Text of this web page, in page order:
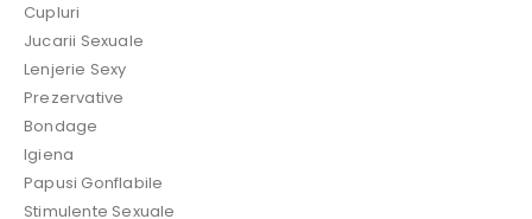
Cupluri
Jucarii Sexuale
Lenjerie Sexy
Prezervative
Bondage
Igiena
Papusi Gonflabile
Stimulente Sexuale